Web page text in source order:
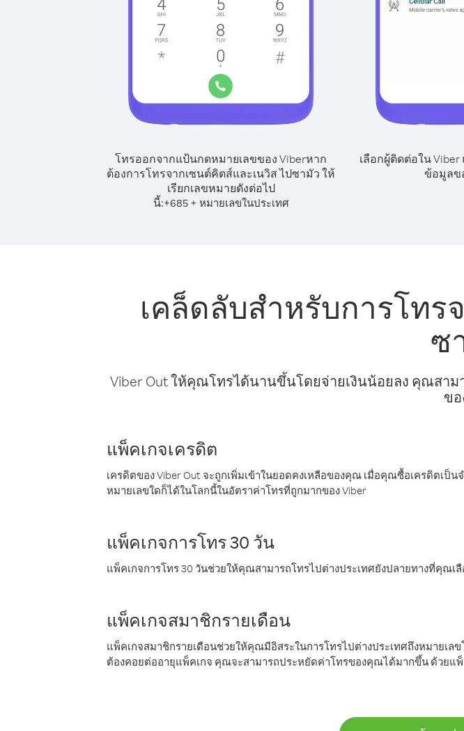
โทรออกจากแป้นกดหมายเลขของ Viberหาก
ต้องการโทรจากเซนต์คิตส์และเนวิส ไปซามัว ให้
เรียกเลขหมายดังต่อไป
นี้:+685+ หมายเลขในประเทศ
เลือกผู้ติดต่อใน
ข้อมูลข
เคล็ดลับสำหรับการโทร
ซ
Viber Out ให้คุณโทรได้นานขึ้นโดยจ่ายเงินน้อยลง คุณสา
ขอ
แพ็คเกจเครดิต
เครดิตของ Viber Out จะถูกเพิ่มเข้าในยอดคงเหลือของคุณ เมื่อคุณซื้อเครดิตเป็
หมายเลขใดก็ได้ในโลกนี้ในอัตราค่าโทรที่ถูกมากของ Viber
แพ็คเกจการโทร 30 วัน
แพ็คเกจการโทร 30 วันช่วยให้คุณสามารถโทรไปต่างประเทศยังปลายทางที่คุณเ
แพ็คเกจสมาชิกรายเดือน
แพ็คเกจสมาชิกรายเดือนช่วยให้คุณมีอิสระในการโทรไปต่างประเทศถึงหมาย
ต้องคอยต่ออายุแพ็คเกจ คุณจะสามารถประหยัดค่าโทรของคุณได้มากขึ้น ด้วยแ